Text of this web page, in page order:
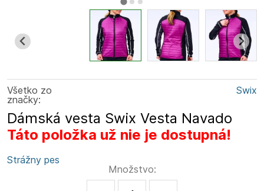
Všetko zo
značky:
Swix
Dámská vesta Swix Vesta Navado
Táto položka už nie je dostupná!
Strážny pes
Množstvo: